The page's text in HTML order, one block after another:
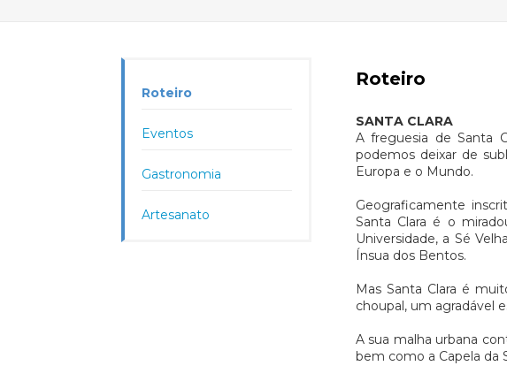
Roteiro
Eventos
Gastronomia
Artesanato
Roteiro
SANTA CLARA
A freguesia de Santa
podemos deixar de
Europa e o Mundo.
Geograficamente
Santa Clara é o
Universidade, a Sé
Ínsua dos Bentos.
Mas Santa Clara é
choupal, um agradável
A sua malha urbana
bem como a Capela da